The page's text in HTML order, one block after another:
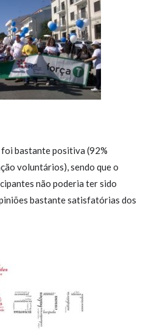
foi bastante positiva (92%
voluntários), sendo que o
não poderia ter sido
bastante satisfatórias dos